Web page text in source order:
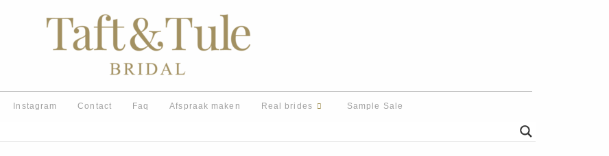
Instagram Contact Faq Afspraak maken Real brides Sample Sale